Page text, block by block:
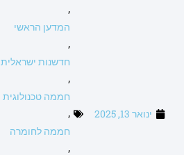
ינואר 13, 2025
,
המדען הראשי
,
חדשנות ישראלית
,
חממה טכנולוגית
,
חממה לחומרה
,